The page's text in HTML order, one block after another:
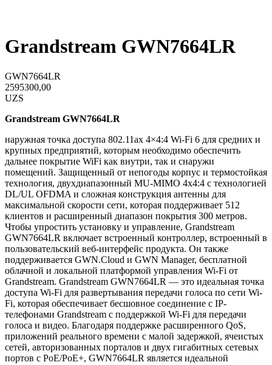
Grandstream GWN7664LR
GWN7664LR
2595300,00
UZS
Grandstream GWN7664LR
наружная точка доступа 802.11ax 4×4:4 Wi-Fi 6 для средних и
крупных предприятий, которым необходимо обеспечить
дальнее покрытие WiFi как внутри, так и снаружи
помещений. Защищенный от непогоды корпус и термостойкая
технология, двухдиапазонный MU-MIMO 4x4:4 с технологией
DL/UL OFDMA и сложная конструкция антенны для
максимальной скорости сети, которая поддерживает 512
клиентов и расширенный диапазон покрытия 300 метров.
Чтобы упростить установку и управление, Grandstream
GWN7664LR включает встроенный контроллер, встроенный в
пользовательский веб-интерфейс продукта. Он также
поддерживается GWN.Cloud и GWN Manager, бесплатной
облачной и локальной платформой управления Wi-Fi от
Grandstream. Grandstream GWN7664LR — это идеальная точка
доступа Wi-Fi для развертывания передачи голоса по сети Wi-
Fi, которая обеспечивает бесшовное соединение с IP-
телефонами Grandstream с поддержкой Wi-Fi для передачи
голоса и видео. Благодаря поддержке расширенного QoS,
приложений реального времени с малой задержкой, ячеистых
сетей, авторизованных порталов и двух гигабитных сетевых
портов с PoE/PoE+, GWN7664LR является идеальной